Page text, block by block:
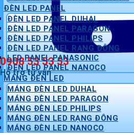
0908 53 53 53
Hỗ trợ tư vấn
ĐÈN LED PANEL
ĐÈN LED PANEL DUHAL
ĐÈN LED PANEL PARAGON
ĐÈN LED PANEL PHILIPS
ĐÈN LED PANEL RẠNG ĐÔNG
LED PANEL PANASONIC
ĐÈN LED PANEL NANOCO
MÁNG ĐÈN LED
MÁNG ĐÈN LED DUHAL
MÁNG ĐÈN LED PARAGON
MÁNG ĐÈN LED PHILIPS
MÁNG ĐÈN LED RẠNG ĐÔNG
MÁNG ĐÈN LED NANOCO